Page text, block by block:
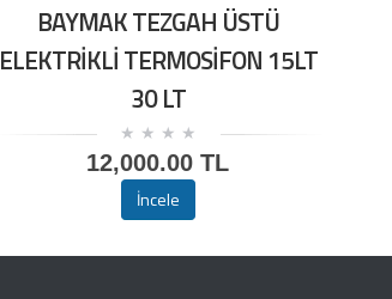
BAYMAK TEZGAH ÜSTÜ
ELEKTRİKLİ TERMOSİFON 15LT
30 LT
12,000.00 TL
İncele